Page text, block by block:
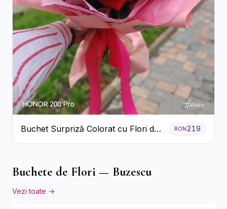
Buchet Surpriză Colorat cu Flori de
Sezon
RON219
Buchete de Flori — Buzescu
Vezi toate →